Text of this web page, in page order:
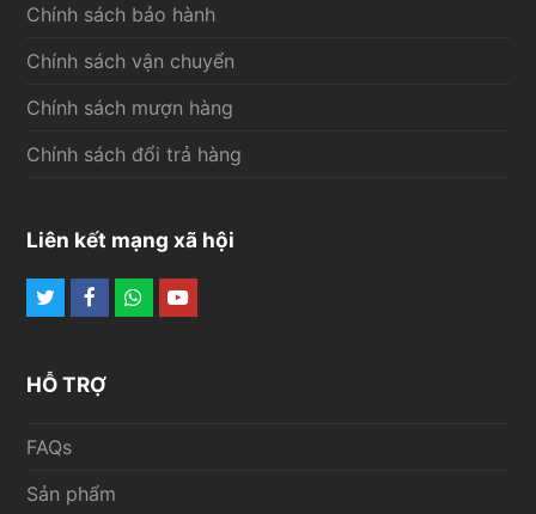
Chính sách bảo hành
Chính sách vận chuyển
Chính sách mượn hàng
Chính sách đổi trả hàng
Liên kết mạng xã hội
TwitterFacebook
Whatsapp
Youtube
HỖ TRỢ
FAQs
Sản phẩm